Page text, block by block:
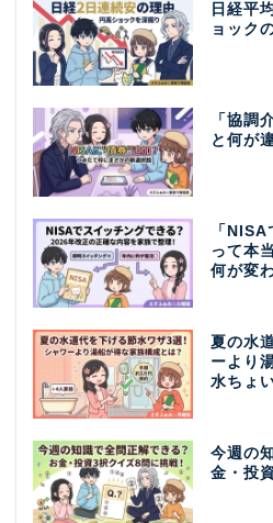
日経平
ョック
「協調
と何が
「
って本
何が変
夏の水
ーより
水ちょ
今週の
金・投